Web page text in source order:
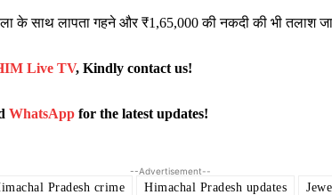
के साथ लापता गहने और ₹1,65,000 की नकदी की भी तलाश
Live TV, Kindly contact us!
WhatsApp for the latest updates!
--Advertisement--
Pradesh crime Himachal Pradesh updates